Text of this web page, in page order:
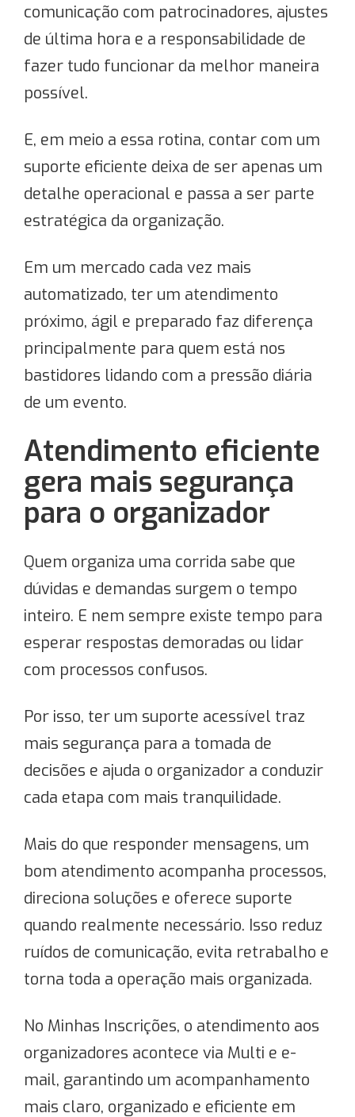
comunicação com patrocinadores, ajustes
de última hora e a responsabilidade de
fazer tudo funcionar da melhor maneira
possível.
E, em meio a essa rotina, contar com um
suporte eficiente deixa de ser apenas um
detalhe operacional e passa a ser parte
estratégica da organização.
Em um mercado cada vez mais
automatizado, ter um atendimento
próximo, ágil e preparado faz diferença
principalmente para quem está nos
bastidores lidando com a pressão diária
de um evento.
Atendimento eficiente
gera mais segurança
para o organizador
Quem organiza uma corrida sabe que
dúvidas e demandas surgem o tempo
inteiro. E nem sempre existe tempo para
esperar respostas demoradas ou lidar
com processos confusos.
Por isso, ter um suporte acessível traz
mais segurança para a tomada de
decisões e ajuda o organizador a conduzir
cada etapa com mais tranquilidade.
Mais do que responder mensagens, um
bom atendimento acompanha processos,
direciona soluções e oferece suporte
quando realmente necessário. Isso reduz
ruídos de comunicação, evita retrabalho e
torna toda a operação mais organizada.
No Minhas Inscrições, o atendimento aos
organizadores acontece via Multi e e-
mail, garantindo um acompanhamento
mais claro, organizado e eficiente em